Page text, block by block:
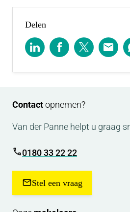
Delen
Contactopnemen?
Van der Panne helpt u graag
0180 33 22 22
Stel een vraag